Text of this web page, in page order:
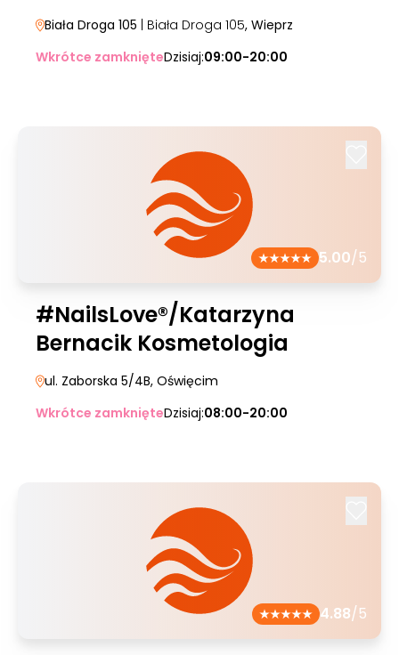
Biała Droga 105 | Biała Droga 105, Wieprz
Wkrótce zamknięteDzisiaj:09:00-20:00
5.00/5
#NailsLove®/Katarzyna
Bernacik Kosmetologia
ul. Zaborska 5/4B, Oświęcim
Wkrótce zamknięteDzisiaj:08:00-20:00
4.88/5